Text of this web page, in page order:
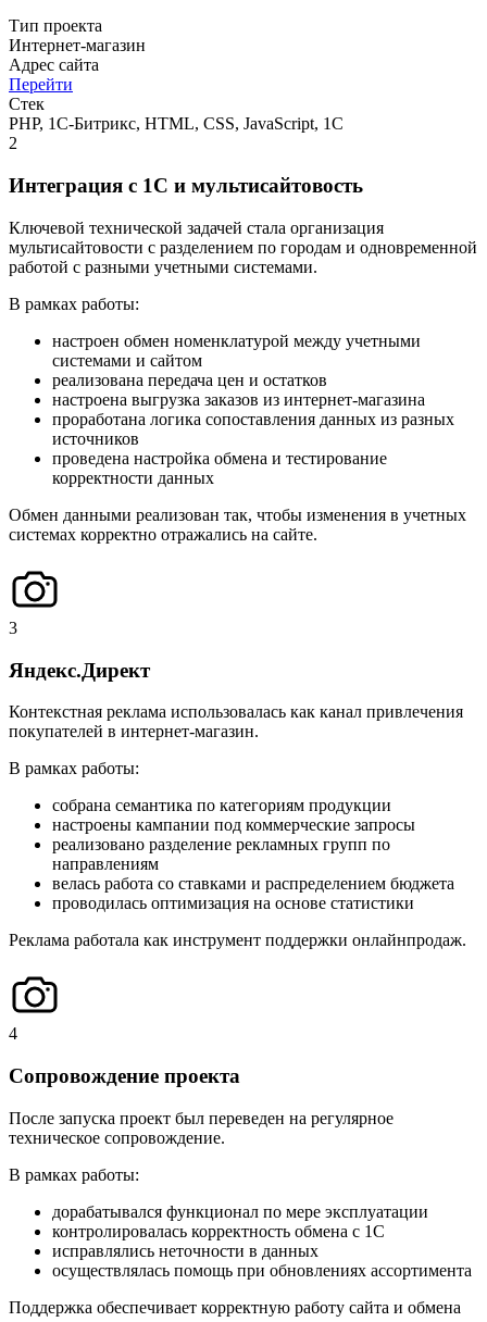
Тип проекта
Интернет-магазин
Адрес сайта
Перейти
Стек
PHP, 1С-Битрикс, HTML, CSS, JavaScript, 1С
2
Интеграция с 1С и мультисайтовость
Ключевой технической задачей стала организация
мультисайтовости с разделением по городам и одновременной
работой с разными учетными системами.
В рамках работы:
настроен обмен номенклатурой между учетными
системами и сайтом
реализована передача цен и остатков
настроена выгрузка заказов из интернет-магазина
проработана логика сопоставления данных из разных
источников
проведена настройка обмена и тестирование
корректности данных
Обмен данными реализован так, чтобы изменения в учетных
системах корректно отражались на сайте.
3
Яндекс.Директ
Контекстная реклама использовалась как канал привлечения
покупателей в интернет-магазин.
В рамках работы:
собрана семантика по категориям продукции
настроены кампании под коммерческие запросы
реализовано разделение рекламных групп по
направлениям
велась работа со ставками и распределением бюджета
проводилась оптимизация на основе статистики
Реклама работала как инструмент поддержки онлайнпродаж.
4
Сопровождение проекта
После запуска проект был переведен на регулярное
техническое сопровождение.
В рамках работы:
дорабатывался функционал по мере эксплуатации
контролировалась корректность обмена с 1С
исправлялись неточности в данных
осуществлялась помощь при обновлениях ассортимента
Поддержка обеспечивает корректную работу сайта и обмена